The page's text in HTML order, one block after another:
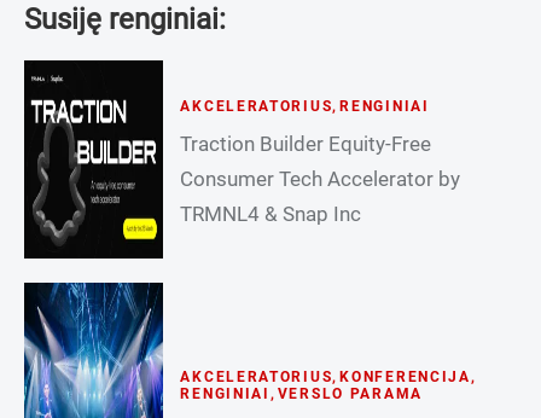
Susiję renginiai:
AKCELERATORIUS, RENGINIAI
Traction Builder Equity-Free
Consumer Tech Accelerator by
TRMNL4 & Snap Inc
AKCELERATORIUS, KONFERENCIJA,
RENGINIAI , VERSLO PARAMA